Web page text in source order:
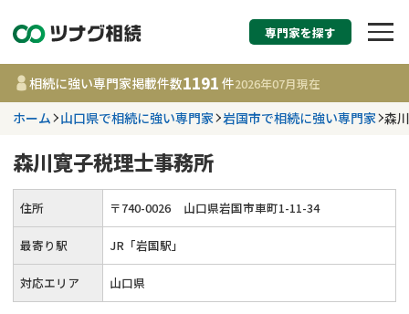
相続税申告・相続手
す
事務所 1191
更新日 :
専門家を探す
相続に強い専門家掲載件数1191 件2026年07月現在
ホーム 山口県で相続に強い専門家 岩国市で相続に強い専門家 森
森川寛子税理士事務所
住所 〒740-0026 山口県岩国市車町1-11-34
最寄り駅 JR「岩国駅」
対応エリア 山口県